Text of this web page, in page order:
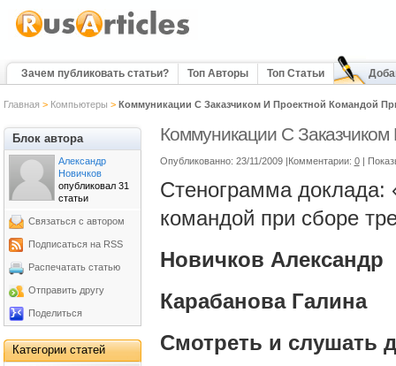
Зачем публиковать статьи? Топ Авторы Топ Статьи
Главная > Компьютеры > Коммуникации С Заказчиком И Проектной Командой
Коммуникации С
Опубликованно: 23/11/2009 |Комментарии: 0 |
Стенограмма доклада:
командой при сборе
Новичков Александр
Карабанова Галина
Смотреть и слушать
Блок автора
Александр
Новичков
опубликовал 31
статьи
Связаться с автором
Подписаться на RSS
Распечатать статью
Отправить другу
Поделиться
Категории статей